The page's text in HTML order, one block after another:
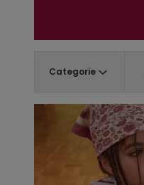
Categorie